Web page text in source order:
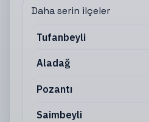
Daha serin ilçeler
Tufanbeyli
Aladağ
Pozantı
Saimbeyli